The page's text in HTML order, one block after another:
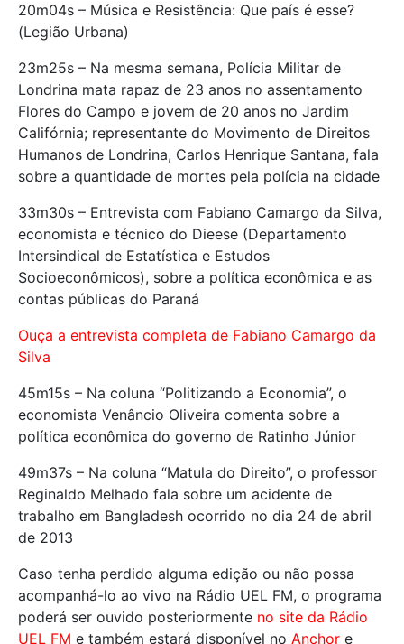
20m04s – Música e Resistência: Que país é esse?
(Legião Urbana)
23m25s – Na mesma semana, Polícia Militar de
Londrina mata rapaz de 23 anos no assentamento
Flores do Campo e jovem de 20 anos no Jardim
Califórnia; representante do Movimento de Direitos
Humanos de Londrina, Carlos Henrique Santana, fala
sobre a quantidade de mortes pela polícia na cidade
33m30s – Entrevista com Fabiano Camargo da Silva,
economista e técnico do Dieese (Departamento
Intersindical de Estatística e Estudos
Socioeconômicos), sobre a política econômica e as
contas públicas do Paraná
Ouça a entrevista completa de Fabiano Camargo da
Silva
45m15s – Na coluna “Politizando a Economia”, o
economista Venâncio Oliveira comenta sobre a
política econômica do governo de Ratinho Júnior
49m37s – Na coluna “Matula do Direito”, o professor
Reginaldo Melhado fala sobre um acidente de
trabalho em Bangladesh ocorrido no dia 24 de abril
de 2013
Caso tenha perdido alguma edição ou não possa
acompanhá-lo ao vivo na Rádio UEL FM, o programa
poderá ser ouvido posteriormente no site da Rádio
UEL FM e também estará disponível no Anchor e